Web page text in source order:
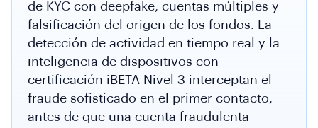
de KYC con deepfake, cuentas múltiples y
falsificación del origen de los fondos. La
detección de actividad en tiempo real y la
inteligencia de dispositivos con
certificación iBETA Nivel 3 interceptan el
fraude sofisticado en el primer contacto,
antes de que una cuenta fraudulenta